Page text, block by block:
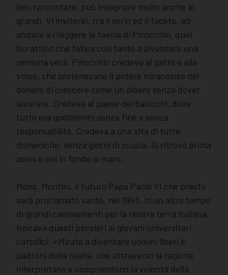
ben raccontate, può insegnare molto anche ai
grandi. Vi inviterei, tra il serio ed il faceto, ad
andare a rileggere la favola di Pinocchio, quel
burattino che fatica così tanto a diventare una
persona vera. Pinocchio credeva al gatto e alla
volpe, che sostenevano il potere miracoloso del
denaro di crescere come un albero senza dover
lavorare. Credeva al paese dei balocchi, dove
tutto era godimento senza fine e senza
responsabilità. Credeva a una vita di tutte
domeniche, senza giorni di scuola. Si ritrovò prima
asino e poi in fondo al mare.
Mons. Montini, il futuro Papa Paolo VI che presto
sarà proclamato santo, nel 1943, in un altro tempo
di grandi cambiamenti per la nostra terra italiana,
ispirava questi pensieri ai giovani universitari
cattolici: «Mirate a diventare uomini liberi e
padroni della realtà, che attraverso la ragione
interpretano e comprendono la volontà della